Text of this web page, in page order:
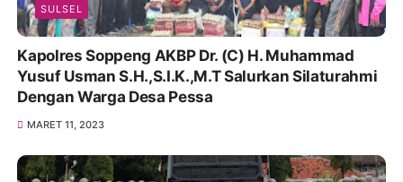
SULSEL
Kapolres Soppeng AKBP Dr. (C) H. Muhammad
Yusuf Usman S.H.,S.I.K.,M.T Salurkan Silaturahmi
Dengan Warga Desa Pessa
MARET 11, 2023